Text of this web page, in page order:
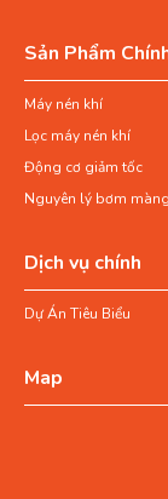
Sản Phẩm
Máy nén khí
Lọc máy nén khí
Động cơ giảm tốc
Nguyên lý bơm
Dịch vụ chính
Dự Án Tiêu Biểu
Map